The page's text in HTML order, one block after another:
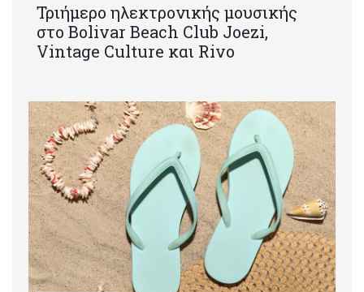
Τριήμερο ηλεκτρονικής μουσικής
στο Bolivar Beach Club Joezi,
Vintage Culture και Rivo